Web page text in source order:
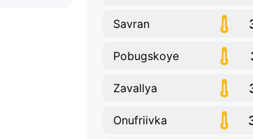
Savran
Pobugskoye
Zavallya
Onufriivka